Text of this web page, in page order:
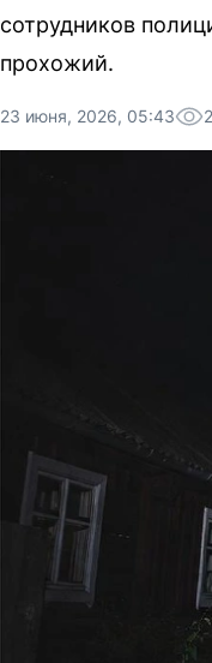
сотрудников
прохожий.
23 июня, 2026, 05:43 2